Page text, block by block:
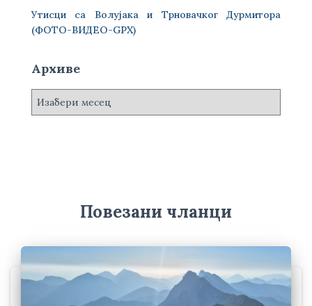
Утисци са Волујака и Трновачког Дурмитора
(ФОТО-ВИДЕО-GPX)
Архиве
А
Повезани чланци